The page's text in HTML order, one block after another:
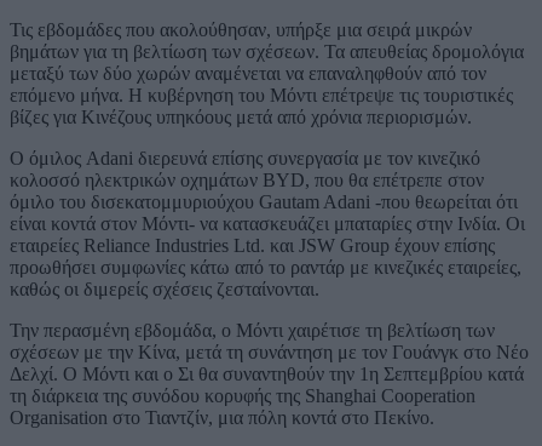
Τις εβδομάδες που ακολούθησαν, υπήρξε μια σειρά μικρών
βημάτων για τη βελτίωση των σχέσεων. Τα απευθείας δρομολόγια
μεταξύ των δύο χωρών αναμένεται να επαναληφθούν από τον
επόμενο μήνα. Η κυβέρνηση του Μόντι επέτρεψε τις τουριστικές
βίζες για Κινέζους υπηκόους μετά από χρόνια περιορισμών.
Ο όμιλος Adani διερευνά επίσης συνεργασία με τον κινεζικό
κολοσσό ηλεκτρικών οχημάτων BYD, που θα επέτρεπε στον
όμιλο του δισεκατομμυριούχου Gautam Adani -που θεωρείται ότι
είναι κοντά στον Μόντι- να κατασκευάζει μπαταρίες στην Ινδία. Οι
εταιρείες Reliance Industries Ltd. και JSW Group έχουν επίσης
προωθήσει συμφωνίες κάτω από το ραντάρ με κινεζικές εταιρείες,
καθώς οι διμερείς σχέσεις ζεσταίνονται.
Την περασμένη εβδομάδα, ο Μόντι χαιρέτισε τη βελτίωση των
σχέσεων με την Κίνα, μετά τη συνάντηση με τον Γουάνγκ στο Νέο
Δελχί. Ο Μόντι και ο Σι θα συναντηθούν την 1η Σεπτεμβρίου κατά
τη διάρκεια της συνόδου κορυφής της Shanghai Cooperation
Organisation στο Τιαντζίν, μια πόλη κοντά στο Πεκίνο.